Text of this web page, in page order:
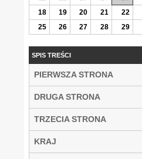
18
19 20 21 22
25
26 27 28 29
SPIS TREŚCI
PIERWSZA STRONA
DRUGA STRONA
TRZECIA STRONA
KRAJ